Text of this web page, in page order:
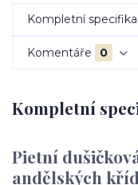
Kompletní
Komentáře 0
Kompletní
Pietní
andělských